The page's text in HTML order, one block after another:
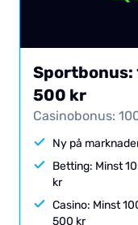
Sportbonus:
500 kr
Casinobonus:
Ny på
Betting: Minst
kr
Casino: Minst
500 kr